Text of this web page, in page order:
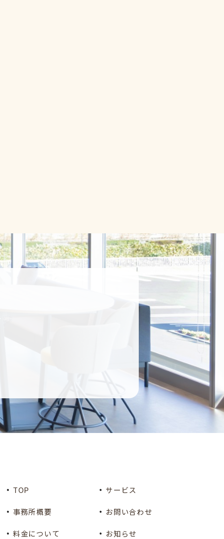
TOP サービス
事務所概要 お問い合わせ
料金について お知らせ